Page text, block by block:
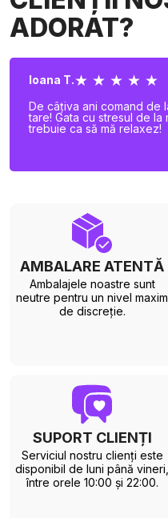
ADORAT?
Ioana T.★ ★ ★ ★ ★
De câțiva ani comand de
tare! Gata cu stresul de la
trebuie ca să mă relaxez!
AMBALARE ATENTĂ
Ambalajele noastre sunt
neutre pentru un nivel maxim
de discreție.
SUPORT CLIENȚI
Serviciul nostru clienți este
disponibil de luni până vineri,
între orele 10:00 și 22:00.